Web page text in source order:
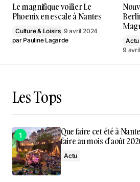
Le magnifique voilier Le
Phoenix en escale à Nantes
Culture & Loisirs 9 avril 2024
par Pauline Lagarde Actu
9
Les Tops
Que faire cet été à
faire au mois d’août
Actu